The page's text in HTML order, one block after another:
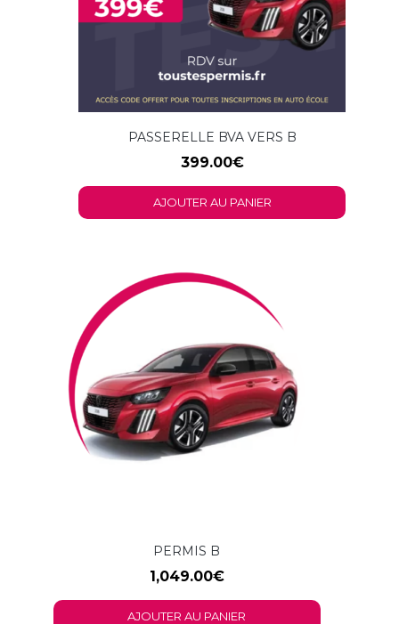
PASSERELLE BVA VERS B
399.00€
AJOUTER AU PANIER
PERMIS B
1,049.00€
AJOUTER AU PANIER